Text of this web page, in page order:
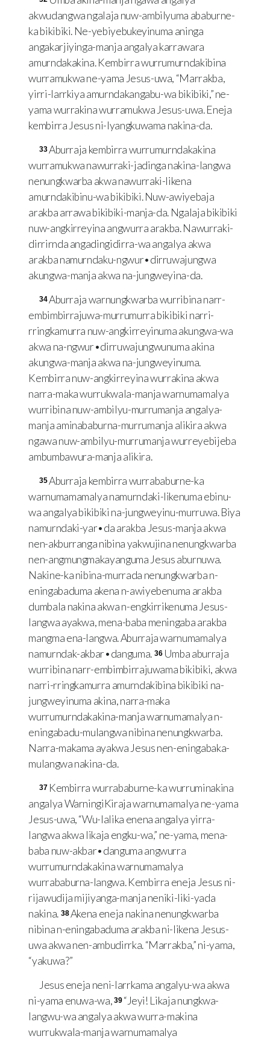
akwudangwa ngalaja nuw-ambilyuma ababurne-
ka bikibiki. Ne-yebiyebukeyinuma aninga
angakarjiyinga-manja angalya karrawara
amurndakakina. Kembirra wurrumurndakibina
wurramukwa ne-yama Jesus-uwa, “Marrakba,
yirri-larrkiya amurndakangabu-wa bikibiki,” ne-
yama wurrakina wurramukwa Jesus-uwa. Eneja
kembirra Jesus ni-lyangkuwama nakina-da.
33Aburraja kembirra wurrumurndakakina
wurramukwa nawurraki-jadinga nakina-langwa
nenungkwarba akwa nawurraki-likena
amurndakibinu-wa bikibiki. Nuw-awiyebaja
arakba arrawa bikibiki-manja-da. Ngalaja bikibiki
nuw-angkirreyina angwurra arakba. Nawurraki-
dirrirnda angadingidirra-wa angalya akwa
arakba namurndaku-ngwur•dirruwajungwa
akungwa-manja akwa na-jungweyina-da.
34Aburraja warnungkwarba wurribina narr-
embimbirrajuwa-murrumurra bikibiki narri-
rringkamurra nuw-angkirreyinuma akungwa-wa
akwa na-ngwur•dirruwajungwunuma akina
akungwa-manja akwa na-jungweyinuma.
Kembirra nuw-angkirreyina wurrakina akwa
narra-maka wurrukwala-manja warnumamalya
wurribina nuw-ambilyu-murrumanja angalya-
manja aminababurna-murrumanja alikira akwa
ngawa nuw-ambilyu-murrumanja wurreyebijeba
ambumbawura-manja alikira.
35Aburraja kembirra wurrababurne-ka
warnumamamalya namurndaki-likenuma ebinu-
wa angalya bikibiki na-jungweyinu-murruwa. Biya
namurndaki-yar•da arakba Jesus-manja akwa
nen-akburranga nibina yakwujina nenungkwarba
nen-angmungmakayanguma Jesus aburnuwa.
Nakine-ka nibina-murrada nenungkwarba n-
eningabaduma akena n-awiyebenuma arakba
dumbala nakina akwa n-engkirrikenuma Jesus-
langwa ayakwa, mena-baba meningaba arakba
mangma ena-langwa. Aburraja warnumamalya
namurndak-akbar•danguma. 36 Umba aburraja
wurribina narr-embimbirrajuwama bikibiki, akwa
narri-rringkamurra amurndakibina bikibiki na-
jungweyinuma akina, narra-maka
wurrumurndakakina-manja warnumamalya n-
eningabadu-mulangwa nibina nenungkwarba.
Narra-makama ayakwa Jesus nen-eningabaka-
mulangwa nakina-da.
37 Kembirra wurrababurne-ka wurruminakina
angalya WarningiKiraja warnumamalya ne-yama
Jesus-uwa, “Wu-lalika enena angalya yirra-
langwa akwa likaja engku-wa,” ne-yama, mena-
baba nuw-akbar•danguma angwurra
wurrumurndakakina warnumamalya
wurrababurna-langwa. Kembirra eneja Jesus ni-
rijawudija mijiyanga-manja neniki-liki-yada
nakina. 38 Akena eneja nakina nenungkwarba
nibina n-eningabaduma arakba ni-likena Jesus-
uwa akwa nen-ambudirrka. “Marrakba,” ni-yama,
“yakuwa?”
Jesus eneja neni-larrkama angalyu-wa akwa
ni-yama enuwa-wa, 39 “Jeyi! Likaja nungkwa-
langwu-wa angalya akwa wurra-makina
wurrukwala-manja warnumamalya